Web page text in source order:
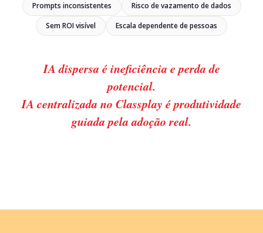
Prompts inconsistentes
Risco de vazamento de dados
Sem ROI visível
Escala dependente de pessoas
IA dispersa é ineficiência e perda de
potencial.
IA centralizada no Classplay é produtividade
guiada pela adoção real.